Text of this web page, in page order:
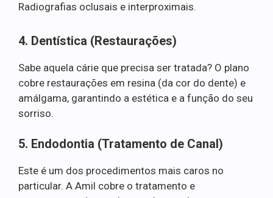
Radiografias oclusais e interproximais.
4. Dentística (Restaurações)
Sabe aquela cárie que precisa ser tratada? O plano
cobre restaurações em resina (da cor do dente) e
amálgama, garantindo a estética e a função do seu
sorriso.
5. Endodontia (Tratamento de Canal)
Este é um dos procedimentos mais caros no
particular. A Amil cobre o tratamento e